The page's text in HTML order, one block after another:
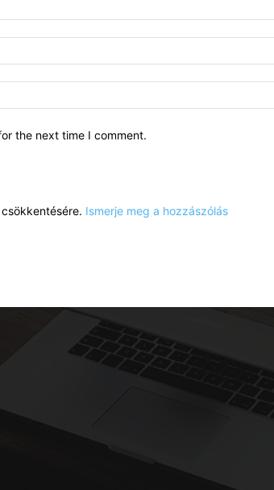
the next time I comment.
Ismerje meg a hozzászólás